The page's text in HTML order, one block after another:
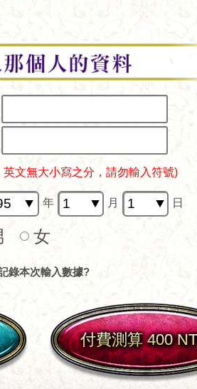
文無大小寫之分，請勿輸入符號)
年 月 日
女
錄本次輸入數據?
付費測算 400